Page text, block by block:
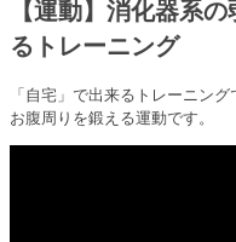
【運動】消化器系
るトレーニング
「自宅」で出来るトレーニン
お腹周りを鍛える運動です。